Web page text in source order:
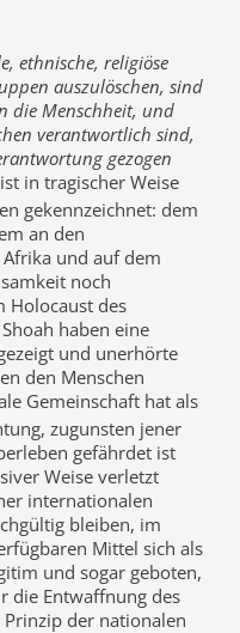
ethnische, religiöse
auszulöschen, sind
die Menschheit, und
verantwortlich sind,
gezogen
in tragischer Weise
gekennzeichnet: dem
an den
und auf dem
noch
Holocaust des
haben eine
und unerhörte
den Menschen
Gemeinschaft hat als
zugunsten jener
gefährdet ist
Weise verletzt
internationalen
bleiben, im
Mittel sich als
und sogar geboten,
die Entwaffnung des
Prinzip der nationalen